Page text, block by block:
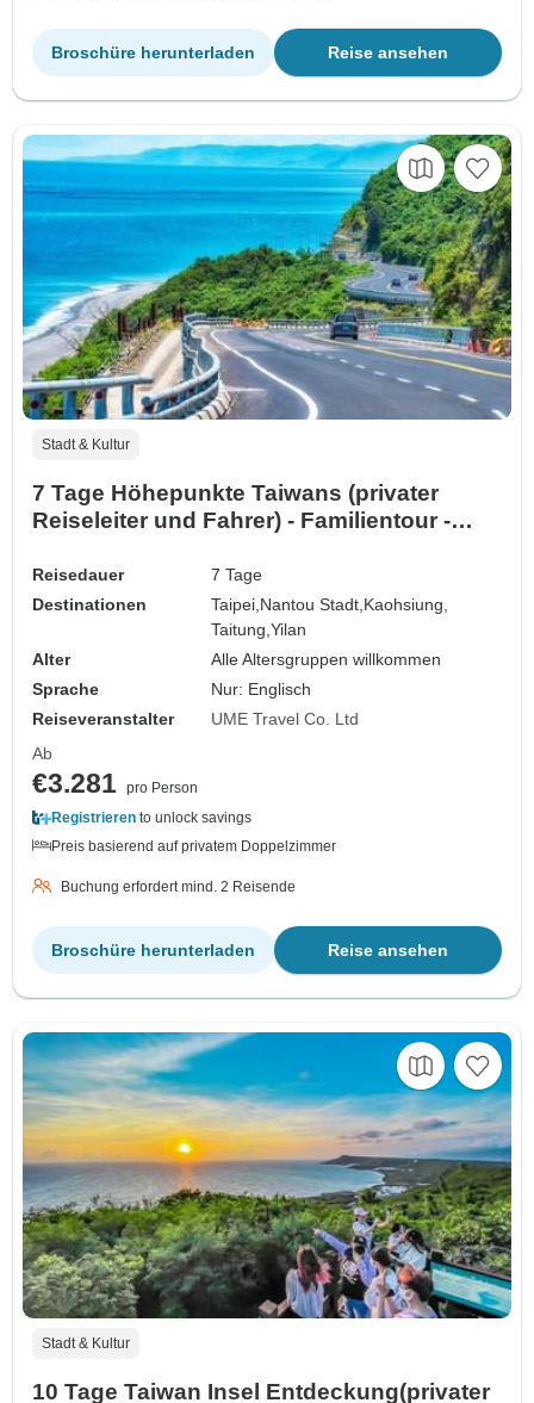
Reise ansehen
Broschüre herunterladen
Stadt & Kultur
7 Tage Höhepunkte Taiwans (privater
Reiseleiter und Fahrer) - Familientour -
Reisedauer
7 Tage
Destinationen
Taipei,Nantou Stadt,Kaohsiung,
Taitung,Yilan
Alter
Alle Altersgruppen willkommen
Sprache
Nur: Englisch
Reiseveranstalter
UME Travel Co. Ltd
Ab
€3.281 pro Person
Registrieren to unlock savings
Preis basierend auf privatem Doppelzimmer
Buchung erfordert mind. 2 Reisende
Reise ansehen
Broschüre herunterladen
Stadt & Kultur
10 Tage Taiwan Insel Entdeckung(privater